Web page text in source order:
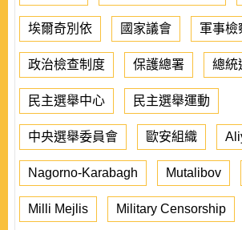
埃爾奇別依 國家議會 軍事檢
政治檢查制度 保護總署 總統
民主選舉中心 民主選舉運動
中央選舉委員會 歐安組織
Nagorno-Karabagh Mutalibov
Milli Mejlis Military Censorship